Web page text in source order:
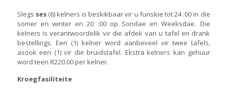
Slegs ses(6) kelners is beskikbaar vir u funskie tot 24 :00 in die
somer en winter en 20 :00 op Sondae en Weeksdae. Die
kelners is verantwoordelik vir die afdek van u tafel en drank
bestellings. Een (1) kelner word aanbeveel vir twee tafels,
asook een (1) vir die bruidstafel. Ekstra kelners kan gehuur
word teen R220.00 per kelner.
Kroegfasiliteite